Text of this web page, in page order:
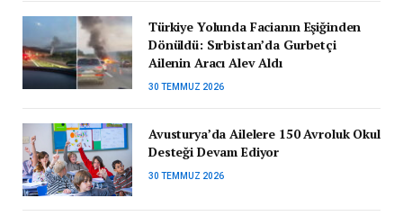
Türkiye Yolunda Facianın Eşiğinden
Dönüldü: Sırbistan’da Gurbetçi
Ailenin Aracı Alev Aldı
30 TEMMUZ 2026
Avusturya’da Ailelere 150 Avroluk Okul
Desteği Devam Ediyor
30 TEMMUZ 2026